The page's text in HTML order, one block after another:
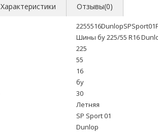
Характеристики Отзывы(0)
Шины бу 225/55 R16
225
55
16
бу
30
Летняя
SP Sport 01
Dunlop